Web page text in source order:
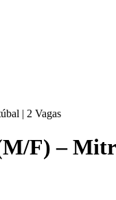
| 2 Vagas
F) –